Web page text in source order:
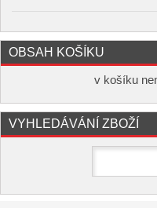
OBSAH KOŠÍKU
v košíku
VYHLEDÁVÁNÍ ZBOŽÍ